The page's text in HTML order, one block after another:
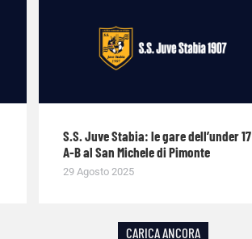
S.S. Juve Stabia: le gare dell’under 17
A-B al San Michele di Pimonte
29 Agosto 2025
CARICA ANCORA